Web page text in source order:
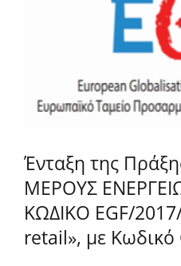
Ένταξη της
ΜΕΡΟΥΣ
ΚΩΔΙΚΟ EGF/
retail», με